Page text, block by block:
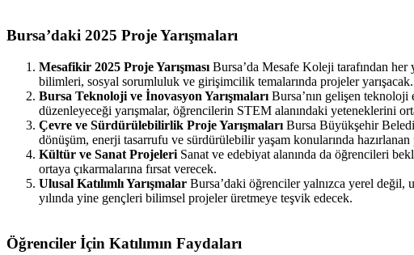
Bursa’daki 2025 Proje Yarışmaları
Mesafikir 2025 Proje Yarışması Bursa’da Mesafe Koleji tarafından
bilimleri, sosyal sorumluluk ve girişimcilik temalarında projeler
Bursa Teknoloji ve İnovasyon Yarışmaları Bursa’nın gelişen
düzenleyeceği yarışmalar, öğrencilerin STEM alanındaki yeteneklerini
Çevre ve Sürdürülebilirlik Proje Yarışmaları Bursa Büyükşehir
dönüşüm, enerji tasarrufu ve sürdürülebilir yaşam konularında
Kültür ve Sanat Projeleri Sanat ve edebiyat alanında da öğrencileri
ortaya çıkarmalarına fırsat verecek.
Ulusal Katılımlı Yarışmalar Bursa’daki öğrenciler yalnızca yerel değil,
yılında yine gençleri bilimsel projeler üretmeye teşvik edecek.
Öğrenciler İçin Katılımın Faydaları